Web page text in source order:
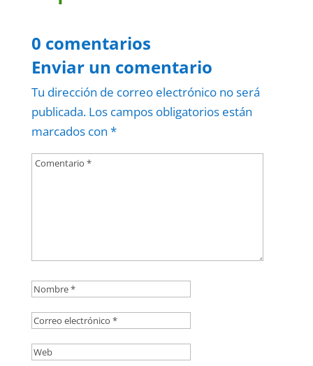
0 comentarios
Enviar un comentario
Tu dirección de correo electrónico no será
publicada. Los campos obligatorios están
marcados con *